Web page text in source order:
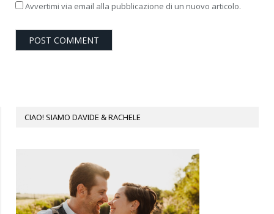
Avvertimi via email alla pubblicazione di un nuovo articolo.
CIAO! SIAMO DAVIDE & RACHELE